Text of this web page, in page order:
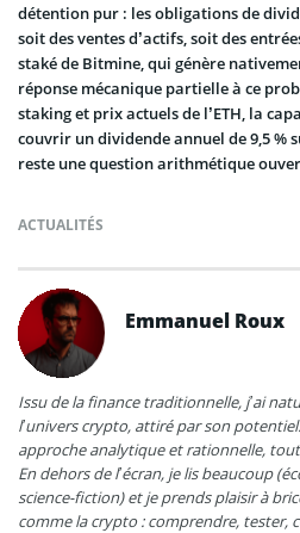
détention pur : les obligations de
soit des ventes d’actifs, soit des
staké de Bitmine, qui génère
réponse mécanique partielle à ce
staking et prix actuels de l’ETH, la
couvrir un dividende annuel de 9,5 %
reste une question arithmétique
ACTUALITÉS
Emmanuel Roux
Issu de la finance traditionnelle, j’ai
l’univers crypto, attiré par son
approche analytique et rationnelle,
En dehors de l’écran, je lis beaucoup
science-fiction) et je prends plaisir à
comme la crypto : comprendre, tester,